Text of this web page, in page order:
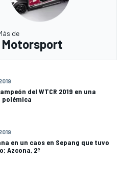
de
Motorsport
del WTCR 2019 en una
polémica
en un caos en Sepang que tuvo
Azcona, 2º